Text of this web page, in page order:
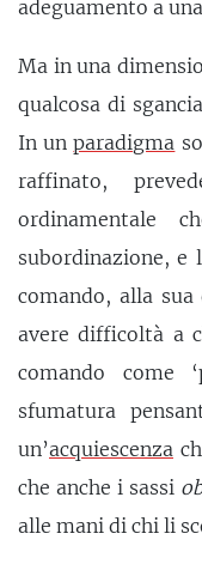
adeguamento a
Ma in una
qualcosa di
In unparadigma
raffinato,
ordinamentale
subordinazione, e
comando, alla
avere difficoltà a
comando come
sfumatura
un’acquiescenza
che anche i sassi
alle mani di chi li